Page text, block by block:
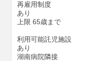
再雇用制度
あり
上限 65歳まで
利用可能託児施設
あり
湖南病院隣接